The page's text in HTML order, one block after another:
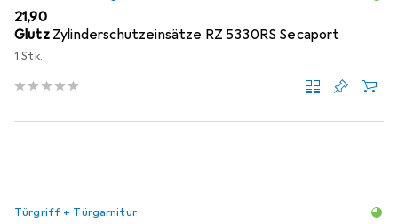
EUR
21,90
Glutz Zylinderschutzeinsätze RZ 5330RS Secaport
1 Stk.
Türgriff + Türgarnitur